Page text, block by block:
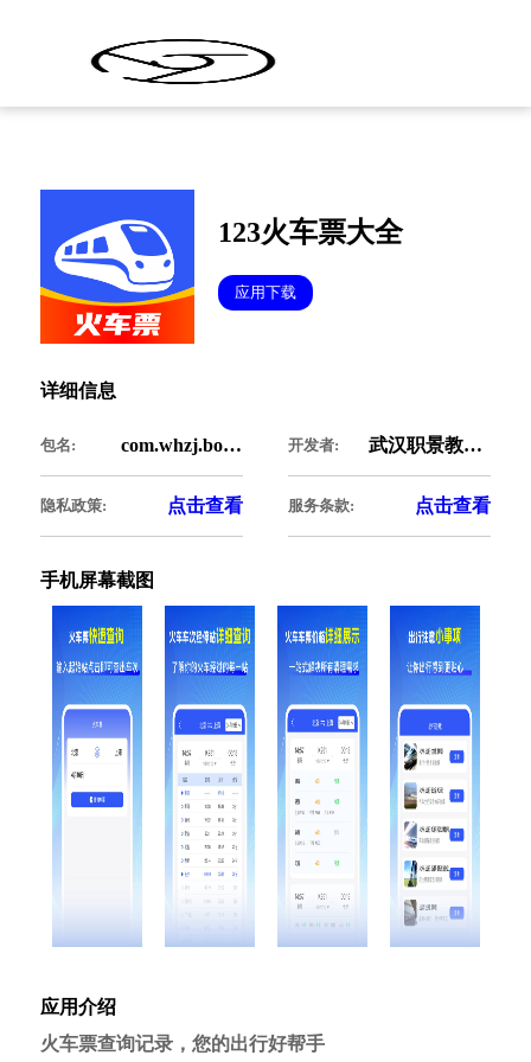
123火车票大全
应用下载
详细信息
包名: com.whzj.bookticket
隐私政策: 点击查看
开发者: 武汉职景教育科技有限公司
服务条款: 点击查看
手机屏幕截图
应用介绍
火车票查询记录，您的出行好帮手